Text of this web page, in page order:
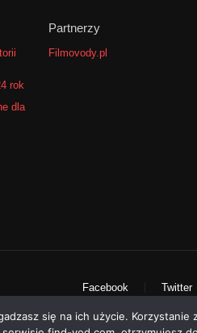
rok
dla
Partnerzy
Filmovody.pl
Facebook Twitter
się na ich użycie. Korzystanie